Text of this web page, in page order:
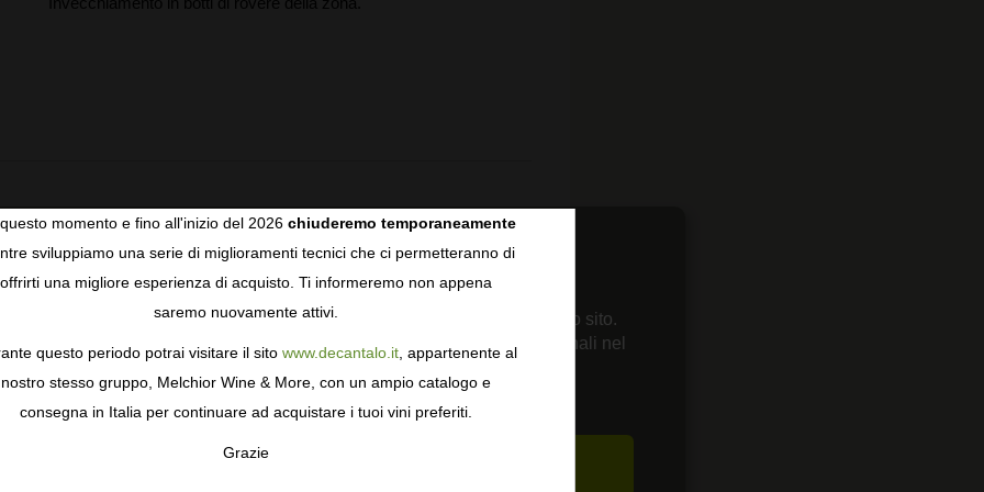
very long with notes of pineapple, roasted pine nuts and
COOKIES
come i cookie per personalizzare e mejorar la tua esperienza sul nostro sito.
sulla privacy
per saperne di più, o gestisci le tue preferenze personali nel
Consenso.
momento e fino all'inizio del 2026 chiuderemo temporaneamente
sviluppiamo una serie di miglioramenti tecnici che ci permetteranno di
offrirti una migliore esperienza di acquisto. Ti informeremo non appena
saremo nuovamente attivi.
questo periodo potrai visitare il sito www.decantalo.it, appartenente al
nostro stesso gruppo, Melchior Wine & More, con un ampio catalogo e
consegna in Italia per continuare ad acquistare i tuoi vini preferiti.
Grazie